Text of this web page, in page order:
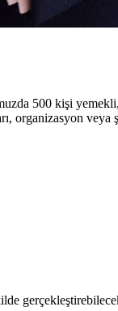
500 kişi
organizasyon